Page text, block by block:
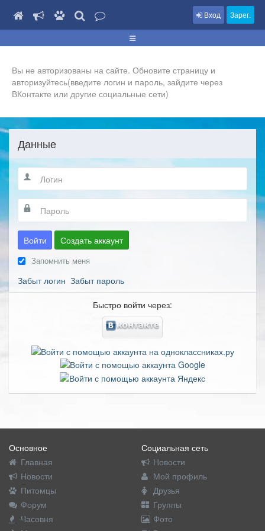
Вход Зарег.
Вы не авторизованы на сайте. Обновите страницу и
авторизуйтесь(введите логин и пароль, зайдите через
ВКонтакте или другие социальные сети)
Данные
Войти Создать аккаунт
Запомнить меня
Забыт логин Забыт пароль
Быстро войти через:
Основное
Главная
Новости
Питомцы
Форум
Часовня
Социальная сеть
Новости
Мой профиль
Друзья
Группы
Фото